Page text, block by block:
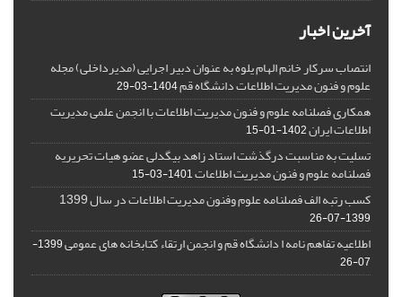
آخرین اخبار
انتصاب سرکار خانم الهام یلوه به عنوان دبیر اجرایی (مدیرداخلی) مجله
علوم و فنون مدیریت اطلاعات دانشگاه قم1404-03-29
همکاری فصلنامه علوم و فنون مدیریت اطلاعات با انجمن علمی مدیریت
اطلاعات ایران1402-01-15
تسلیت به مناسبت درگذشت استاد زاهد بیگدلی عضو هیات تحریریه
فصلنامه علوم و فنون مدیریت اطلاعات1401-03-15
کسب رتبه الف فصلنامه علوم وفنون مدیریت اطلاعات در سال 1399
1399-07-26
اطلاعیه تفاهم نامه ا دانشگاه قم و انجمن ارتقاء کتابخانه های عمومی
1399-
07-26